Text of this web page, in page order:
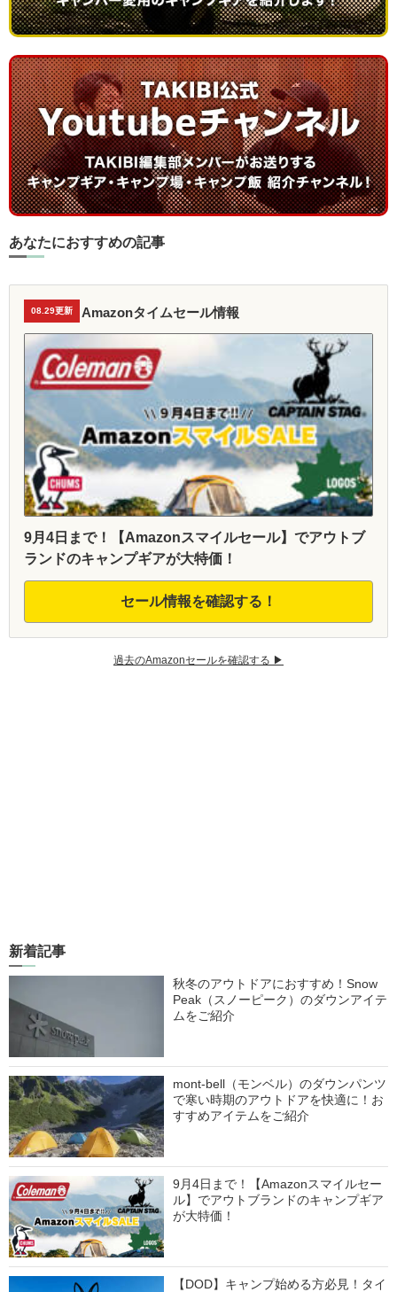
あなたにおすすめの記事
08.29更新 Amazonタイムセール情報
9月4日まで！【Amazonスマイルセール】でアウトブ
ランドのキャンプギアが大特価！
セール情報を確認する！
過去のAmazonセールを確認する ▶︎
新着記事
秋冬のアウトドアにおすすめ！Snow
Peak（スノーピーク）のダウンアイテ
ムをご紹介
mont-bell（モンベル）のダウンパンツ
で寒い時期のアウトドアを快適に！お
すすめアイテムをご紹介
9月4日まで！【Amazonスマイルセー
ル】でアウトブランドのキャンプギア
が大特価！
【DOD】キャンプ始める方必見！タイ